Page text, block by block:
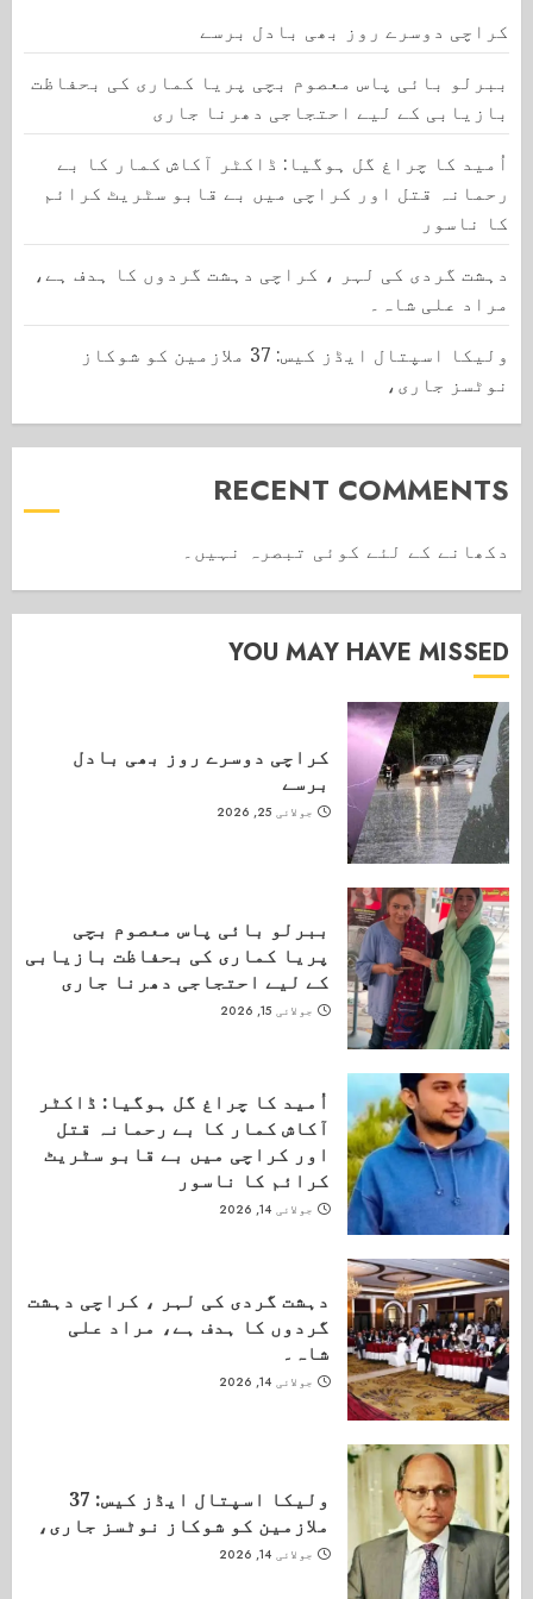
کراچی دوسرے روز بھی بادل برسے
ببرلو بائی پاس معصوم بچی پریا کماری کی بحفاظت
بازیابی کے لیے احتجاجی دھرنا جاری
اُمید کا چراغ گل ہوگیا: ڈاکٹر آکاش کمار کا بے
رحمانہ قتل اور کراچی میں بے قابو سٹریٹ کرائم
کا ناسور
دہشت گردی کی لہر ، کراچی دہشت گردوں کا ہدف ہے،
مراد علی شاہ۔
ولیکا اسپتال ایڈز کیس: 37 ملازمین کو شوکاز
نوٹسز جاری،
RECENT COMMENTS
دکھانے کے لئے کوئی تبصرہ نہیں۔
YOU MAY HAVE MISSED
کراچی دوسرے روز بھی بادل
برسے
جولائی 25, 2026
ببرلو بائی پاس معصوم بچی
پریا کماری کی بحفاظت بازیابی
کے لیے احتجاجی دھرنا جاری
جولائی 15, 2026
اُمید کا چراغ گل ہوگیا: ڈاکٹر
آکاش کمار کا بے رحمانہ قتل
اور کراچی میں بے قابو سٹریٹ
کرائم کا ناسور
جولائی 14, 2026
دہشت گردی کی لہر ، کراچی دہشت
گردوں کا ہدف ہے، مراد علی
شاہ۔
جولائی 14, 2026
ولیکا اسپتال ایڈز کیس: 37
ملازمین کو شوکاز نوٹسز جاری،
جولائی 14, 2026